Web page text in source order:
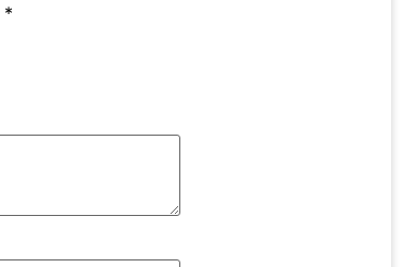
*